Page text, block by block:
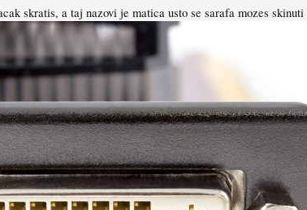
skratis, a taj nazovi je matica usto se sarafa mozes